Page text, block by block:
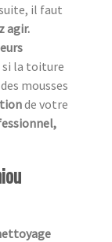
il faut
agir.
si la toiture
des mousses
de votre